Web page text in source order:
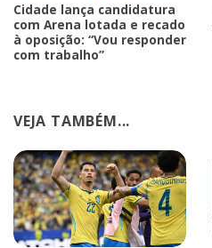
Cidade lança candidatura
com Arena lotada e recado
à oposição: “Vou responder
com trabalho”
VEJA TAMBÉM...